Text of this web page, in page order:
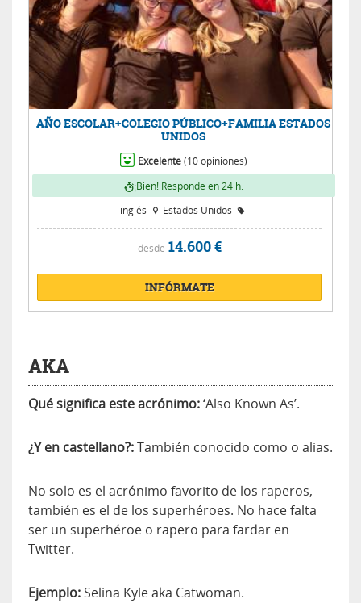
AÑO ESCOLAR+COLEGIO PÚBLICO+FAMILIA ESTADOS
UNIDOS
Excelente(10 opiniones)
¡Bien! Responde en 24 h.
inglés
Estados Unidos
desde 14.600 €
INFÓRMATE
AKA
Qué significa este acrónimo:‘Also Known As’.
¿Y en castellano?:También conocido como o alias.
No solo es el acrónimo favorito de los raperos,
también es el de los superhéroes. No hace falta
ser un superhéroe o rapero para fardar en
Twitter.
Ejemplo: Selina Kyle aka Catwoman.